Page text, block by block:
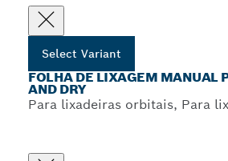
Select Variant
FOLHA DE LIXAGEM MANUAL
AND DRY
Para lixadeiras orbitais, Para